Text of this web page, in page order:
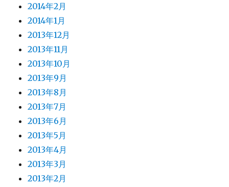
2014年2月
2014年1月
2013年12月
2013年11月
2013年10月
2013年9月
2013年8月
2013年7月
2013年6月
2013年5月
2013年4月
2013年3月
2013年2月